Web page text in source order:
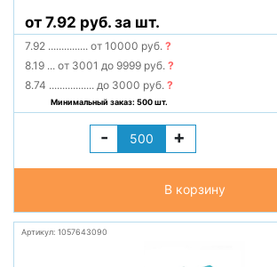
от 7.92 руб. за шт.
7.92 ............... от 10000 руб.?
8.19 ... от 3001 до 9999 руб.?
8.74 ................. до 3000 руб.?
Минимальный заказ: 500 шт.
- +
В корзину
Артикул: 1057643090